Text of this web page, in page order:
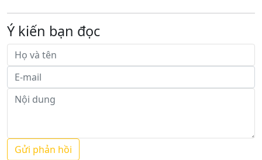
Ý kiến bạn đọc